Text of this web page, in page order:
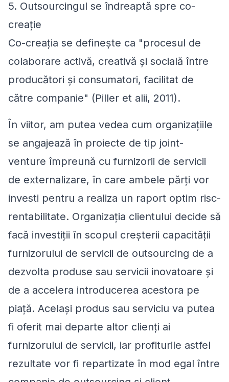
5. Outsourcingul se îndreaptă spre co-
creație
Co-creația se definește ca "procesul de
colaborare activă, creativă și socială între
producători și consumatori, facilitat de
către companie" (Piller et alii, 2011).
În viitor, am putea vedea cum organizațiile
se angajează în proiecte de tip joint-
venture împreună cu furnizorii de servicii
de externalizare, în care ambele părți vor
investi pentru a realiza un raport optim risc-
rentabilitate. Organizația clientului decide să
facă investiții în scopul creșterii capacității
furnizorului de servicii de outsourcing de a
dezvolta produse sau servicii inovatoare și
de a accelera introducerea acestora pe
piață. Același produs sau serviciu va putea
fi oferit mai departe altor clienți ai
furnizorului de servicii, iar profiturile astfel
rezultate vor fi repartizate în mod egal între